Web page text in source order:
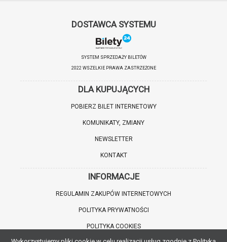
DOSTAWCA SYSTEMU
SYSTEM SPRZEDAŻY BILETÓW
2022 WSZELKIE PRAWA ZASTRZEŻONE
DLA KUPUJĄCYCH
POBIERZ BILET INTERNETOWY
KOMUNIKATY, ZMIANY
NEWSLETTER
KONTAKT
INFORMACJE
REGULAMIN ZAKUPÓW INTERNETOWYCH
POLITYKA PRYWATNOŚCI
POLITYKA COOKIES